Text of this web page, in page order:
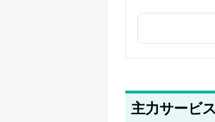
筆者情報を更新
主力サービ